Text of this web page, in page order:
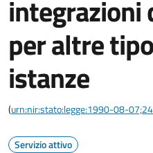
integrazioni
per altre
istanze
(urn:nir:stato:legge:1990-08-
Servizio attivo